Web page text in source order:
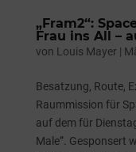
„Fram2“:
Frau ins All –
von Louis Mayer |
Besatzung, Route,
Raummission für
auf dem für
Male”. Gesponsert